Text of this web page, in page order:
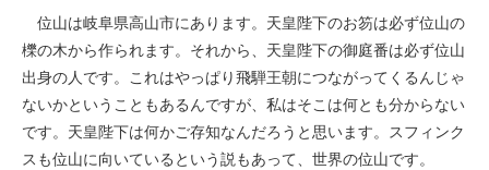
位山は岐阜県高山市にあります。天皇陛下のお笏は必ず位山の
櫟の木から作られます。それから、天皇陛下の御庭番は必ず位山
出身の人です。これはやっぱり飛騨王朝につながってくるんじゃ
ないかということもあるんですが、私はそこは何とも分からない
です。天皇陛下は何かご存知なんだろうと思います。スフィンク
スも位山に向いているという説もあって、世界の位山です。